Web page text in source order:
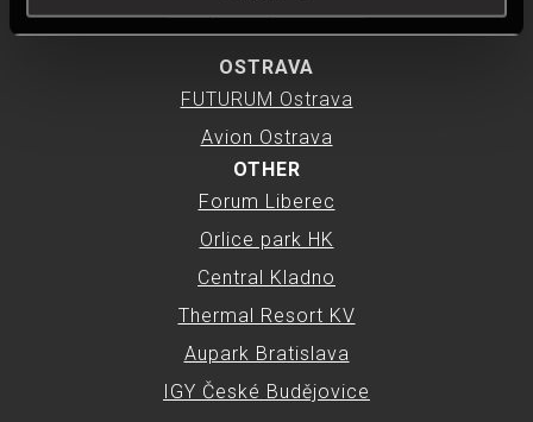
OSTRAVA
FUTURUM Ostrava
Avion Ostrava
OTHER
Forum Liberec
Orlice park HK
Central Kladno
Thermal Resort KV
Aupark Bratislava
IGY České Budějovice